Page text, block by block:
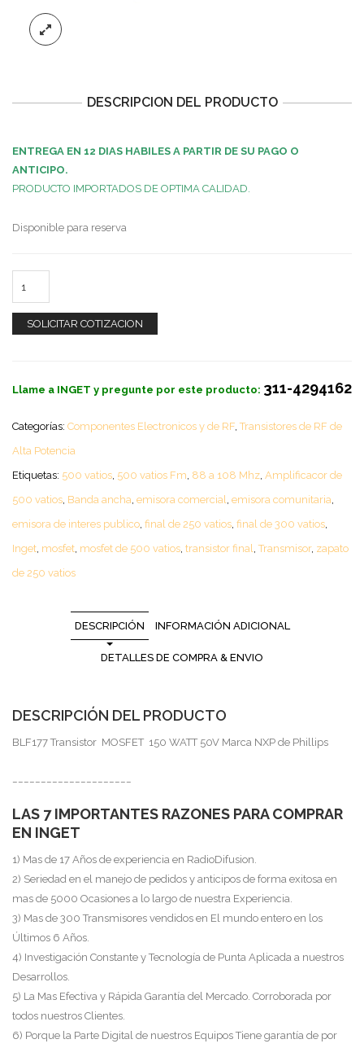
DESCRIPCION DEL PRODUCTO
ENTREGA EN 12 DIAS HABILES A PARTIR DE SU PAGO O
ANTICIPO.
PRODUCTO IMPORTADOS DE OPTIMA CALIDAD.
Disponible para reserva
SOLICITAR COTIZACION
Llame a INGET y pregunte por este producto: 311-4294162
Categorías: Componentes Electronicos y de RF,Transistores de RF de
Alta Potencia
Etiquetas: 500 vatios, 500 vatios Fm, 88 a 108 Mhz, Amplificacor de
500 vatios, Banda ancha, emisora comercial, emisora comunitaria,
emisora de interes publico, final de 250 vatios, final de 300 vatios,
Inget, mosfet, mosfet de 500 vatios, transistor final,Transmisor, zapato
de 250 vatios
DESCRIPCIÓN INFORMACIÓN ADICIONAL
DETALLES DE COMPRA & ENVIO
DESCRIPCIÓN DEL PRODUCTO
BLF177 Transistor MOSFET 150 WATT 50V Marca NXP de Phillips
LAS 7 IMPORTANTES RAZONES PARA COMPRAR
EN INGET
1) Mas de 17 Años de experiencia en RadioDifusion.
2) Seriedad en el manejo de pedidos y anticipos de forma exitosa en
mas de 5000 Ocasiones a lo largo de nuestra Experiencia.
3) Mas de 300 Transmisores vendidos en El mundo entero en los
Últimos 6 Años.
4) Investigación Constante y Tecnología de Punta Aplicada a nuestros
Desarrollos.
5) La Mas Efectiva y Rápida Garantía del Mercado. Corroborada por
todos nuestros Clientes.
6) Porque la Parte Digital de nuestros Equipos Tiene garantía de por